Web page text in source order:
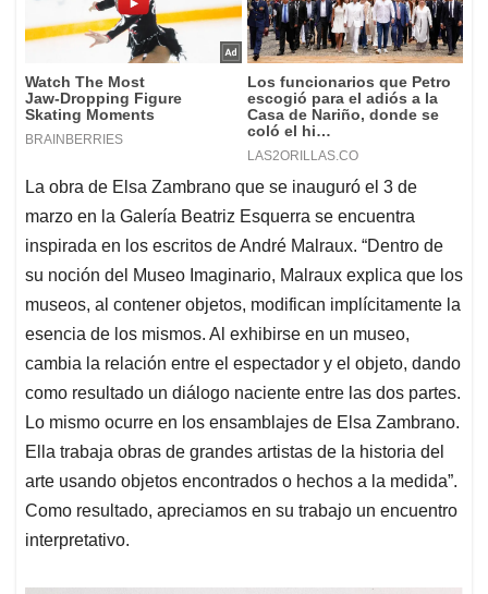
La obra de Elsa Zambrano que se inauguró el 3 de
marzo en la Galería Beatriz Esquerra se encuentra
inspirada en los escritos de André Malraux. “Dentro de
su noción del Museo Imaginario, Malraux explica que los
museos, al contener objetos, modifican implícitamente la
esencia de los mismos. Al exhibirse en un museo,
cambia la relación entre el espectador y el objeto, dando
como resultado un diálogo naciente entre las dos partes.
Lo mismo ocurre en los ensamblajes de Elsa Zambrano.
Ella trabaja obras de grandes artistas de la historia del
arte usando objetos encontrados o hechos a la medida”.
Como resultado, apreciamos en su trabajo un encuentro
interpretativo.